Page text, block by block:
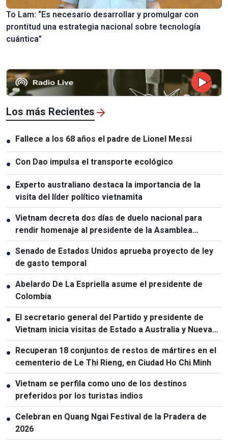
To Lam: “Es necesario desarrollar y promulgar con
prontitud una estrategia nacional sobre tecnología
cuántica”
Los más Recientes
● Fallece a los 68 años el padre de Lionel Messi
● Con Dao impulsa el transporte ecológico
● Experto australiano destaca la importancia de la
visita del líder político vietnamita
● Vietnam decreta dos días de duelo nacional para
rendir homenaje al presidente de la Asamblea
Nacional de Laos
● Senado de Estados Unidos aprueba proyecto de ley
de gasto temporal
● Abelardo De La Espriella asume el presidente de
Colombia
● El secretario general del Partido y presidente de
Vietnam inicia visitas de Estado a Australia y Nueva
Zelanda
● Recuperan 18 conjuntos de restos de mártires en el
cementerio de Le Thi Rieng, en Ciudad Ho Chi Minh
● Vietnam se perfila como uno de los destinos
preferidos por los turistas indios
● Celebran en Quang Ngai Festival de la Pradera de
2026